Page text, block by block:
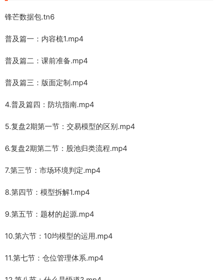
锋芒数据包.tn6
普及篇一：内容梳1.mp4
普及篇二：课前准备.mp4
普及篇三：版面定制.mp4
4.普及篇四：防坑指南.mp4
5.复盘2期第一节：交易模型的区别.mp4
6.复盘2期第二节：股池归类流程.mp4
7.第三节：市场环境判定.mp4
8.第四节：模型拆解1.mp4
9.第五节：题材的起源.mp4
10.第六节：10均模型的运用.mp4
11.第七节：仓位管理体系.mp4